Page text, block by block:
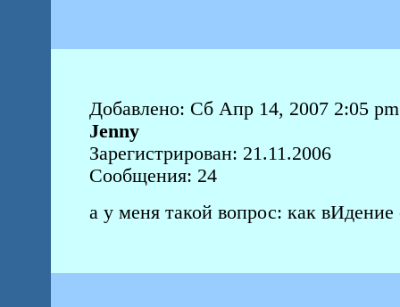
Добавлено: Сб Апр 14, 2007 2:05 pm
Jenny
Зарегистрирован: 21.11.2006
Сообщения: 24
а у меня такой вопрос: как